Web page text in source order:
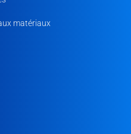
matériaux